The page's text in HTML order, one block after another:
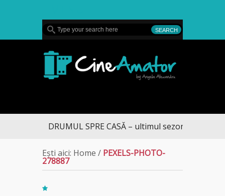
DRUMUL SPRE CASĂ – ultimul sezon te aduce la
Ești aici: Home / PEXELS-PHOTO-
278887